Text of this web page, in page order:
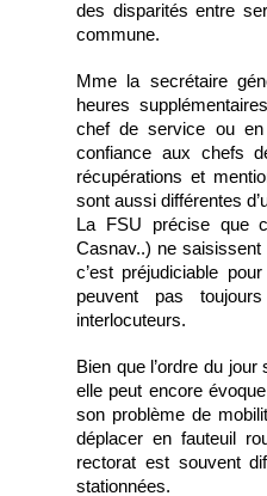
des disparités entre
commune.
Mme la secrétaire
heures
chef de service ou
confiance aux chefs
récupérations et
sont aussi différentes
La FSU précise que
Casnav..) ne
c’est préjudiciable
peuvent pas
interlocuteurs.
Bien que l’ordre du
elle peut encore
son problème de
déplacer en fauteuil
rectorat est souvent
stationnées.